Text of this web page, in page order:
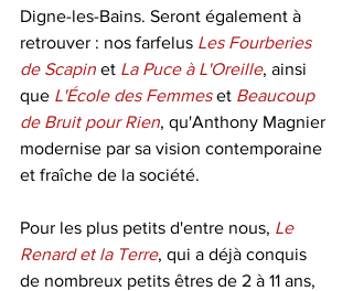
Digne-les-Bains. Seront également à
retrouver : nos farfelus Les Fourberies
de Scapin et La Puce à L'Oreille, ainsi
que L'École des Femmes et Beaucoup
de Bruit pour Rien, qu'Anthony Magnier
modernise par sa vision contemporaine
et fraîche de la société.
Pour les plus petits d'entre nous, Le
Renard et la Terre, qui a déjà conquis
de nombreux petits êtres de 2 à 11 ans,